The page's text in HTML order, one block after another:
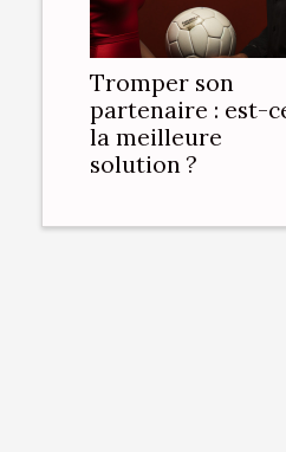
Tromper son
partenaire : est-
la meilleure
solution ?